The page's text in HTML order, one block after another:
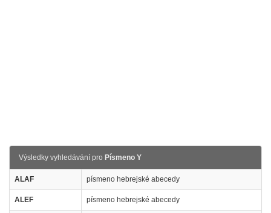
Výsledky vyhledávání pro Písmeno Y
ALAF písmeno hebrejské abecedy
ALEF písmeno hebrejské abecedy